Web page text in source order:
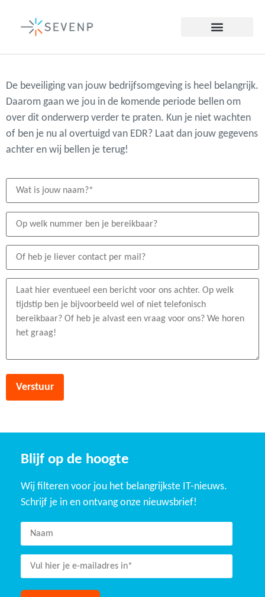
De beveiliging van jouw bedrijfsomgeving is heel belangrijk.
Daarom gaan we jou in de komende periode bellen om
over dit onderwerp verder te praten. Kun je niet wachten
of ben je nu al overtuigd van EDR? Laat dan jouw gegevens
achter en wij bellen je terug!
Blijf op de hoogte
Wij filteren voor jou het belangrijkste IT-nieuws.
Schrijf je in en ontvang onze nieuwsbrief!